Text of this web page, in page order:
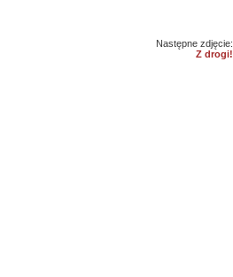
Następne zdjęcie:
Z drogi!